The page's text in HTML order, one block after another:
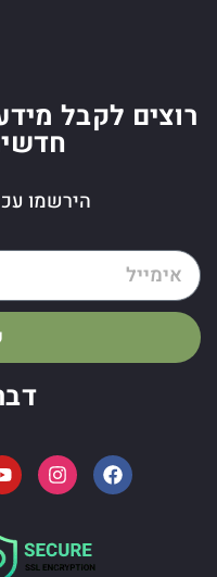
רוצים לקבל
הירשמו